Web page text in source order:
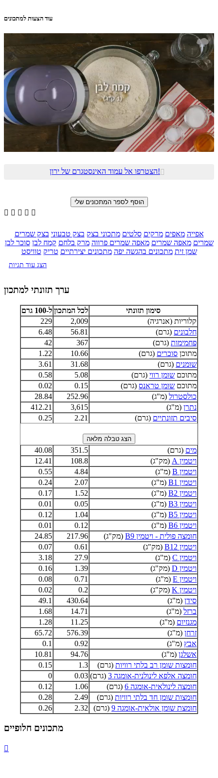
עוד הצעות למתכונים
הצטרפו אל עמוד האינסטגרם של ירון!
    
אפייה מאפים מרקים סלטים מתכוני בצק בצק טבעוני בצק שמרים
שמרים מאפה שמרים מאפה שמרים פרווה מרק בלחם קמח לבן סוכר לבן
שמן זית מתכונים בהגשה יפה מתכונים יצירתיים טריק טוויסט
הצג עוד תגיות
ערך תזונתי למתכון
סימון תזונתי לכל המתכון ל-100 גרם
קלוריות (אנרגיה)
2,009
229
חלבונים (גרם) 56.81
6.48
פחמימות (גרם) 367
42
מתוכן סוכרים (גרם) 10.66
1.22
שומנים (גרם) 31.68
3.61
מתוכם שומן רווי (גרם) 5.08
0.58
מתוכם שומן טראנס (גרם) 0.15
0.02
כולסטרול (מ"ג) 252.96
28.84
נתרן (מ"ג) 3,615
412.21
סיבים תזונתיים (גרם) 2.21
0.25
מים (גרם) 351.5
40.08
ויטמין A
(מק"ג) 108.8
12.41
ויטמין B
(מ"ג) 4.84
0.55
ויטמין B1
(מ"ג) 2.07
0.24
ויטמין B2
(מ"ג) 1.52
0.17
ויטמין B3
(מ"ג) 0.05
0.01
ויטמין B5
(מ"ג) 1.04
0.12
ויטמין B6
(מ"ג) 0.12
0.01
חומצה פולית - ויטמין B9
(מק"ג) 217.96
24.85
ויטמין B12
(מק"ג) 0.61
0.07
ויטמין C
(מ"ג) 27.9
3.18
ויטמין D
(מק"ג) 1.39
0.16
ויטמין E
(מ"ג) 0.71
0.08
ויטמין K
(מק"ג) 0.2
0.02
סידן (מ"ג) 430.64
49.1
ברזל (מ"ג) 14.71
1.68
מגנזיום (מ"ג) 11.25
1.28
זרחן (מ"ג) 576.39
65.72
אבץ (מ"ג) 0.92
0.1
אשלגן (מ"ג) 94.76
10.81
חומצות שומן רב בלתי רוויות (גרם) 1.3
0.15
חומצה אלפא לינולנית-אומגה 3
(גרם) 0.03
0
חומצה לינולאית-אומגה 6
(גרם) 1.06
0.12
חומצות שומן חד בלתי רוויות (גרם) 2.49
0.28
חומצת שומן אולאית-אומגה 9
(גרם) 2.32
0.26
מתכונים חלופיים
